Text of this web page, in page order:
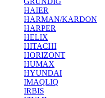
HAIER
HARMAN/KARDON
HARPER
HELIX
HITACHI
HORIZONT
HUMAX
HYUNDAI
IMAQLIQ
IRBIS